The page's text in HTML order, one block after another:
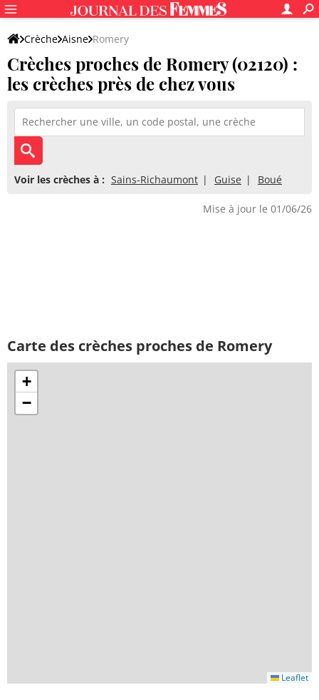
Crèche Aisne Romery
Crèches proches de Romery (02120) :
les crèches près de chez vous
Voir les crèches à : Sains-Richaumont Guise Boué
Mise à jour le 01/06/26
Carte des crèches proches de Romery
+
−
Leaflet